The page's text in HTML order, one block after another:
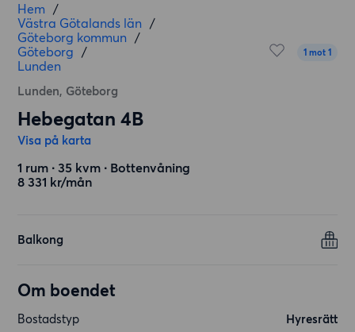
Hem /
Västra Götalands län /
Göteborg kommun /
Göteborg /
Lunden
Lunden, Göteborg
1 mot 1
Hebegatan 4B
Visa på karta
1 rum ∙ 35 kvm ∙ Bottenvåning
8 331 kr/mån
Balkong
Om boendet
Bostadstyp
Hyresrätt